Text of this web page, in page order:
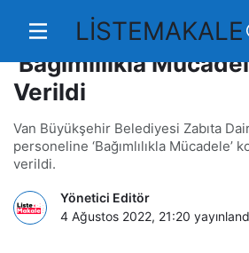
LİSTEMAKALE
Van Büyükşehir
‘Bağımlılıkla
Verildi
Van Büyükşehir Belediyesi Zabıta
personeline ‘Bağımlılıkla Mücadele’
verildi.
Yönetici Editör
4 Ağustos 2022, 21:20